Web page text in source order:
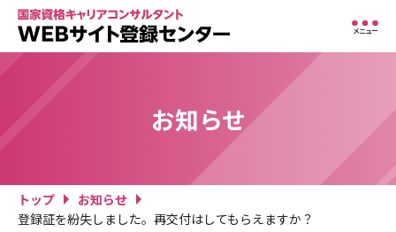
メニュー
お知らせ
トップ
お知らせ
登録証を紛失しました。再交付はしてもらえますか？